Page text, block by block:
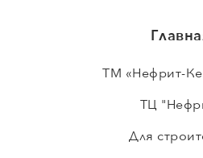
ТМ «Нефрит-
ТЦ
Для